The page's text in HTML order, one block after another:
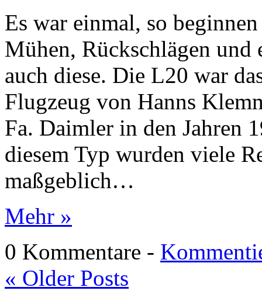
Es war einmal, so
Mühen, Rückschlägen und
auch diese. Die L20 war
Flugzeug von Hanns
Fa. Daimler in den Jahren
diesem Typ wurden viele
maßgeblich…
Mehr »
0 Kommentare -
« Older Posts